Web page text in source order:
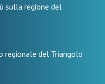
sulla regione del
regionale del Triangolo